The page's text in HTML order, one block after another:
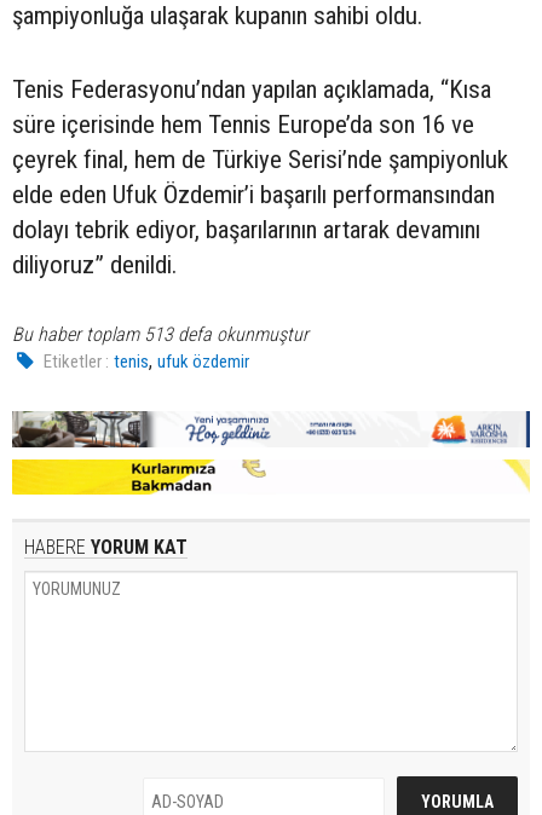
şampiyonluğa ulaşarak kupanın sahibi oldu.
Tenis Federasyonu’ndan yapılan açıklamada, “Kısa
süre içerisinde hem Tennis Europe’da son 16 ve
çeyrek final, hem de Türkiye Serisi’nde şampiyonluk
elde eden Ufuk Özdemir’i başarılı performansından
dolayı tebrik ediyor, başarılarının artarak devamını
diliyoruz” denildi.
Bu haber toplam 513 defa okunmuştur
Etiketler : tenis,ufuk özdemir
HABERE YORUM KAT